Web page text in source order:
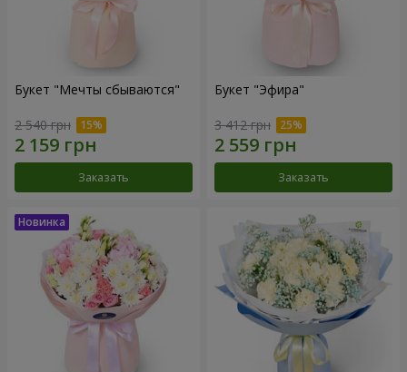
Букет "Мечты сбываются"
2 540 грн
Заказать
Букет "Эфира"
3 412 грн
Заказать